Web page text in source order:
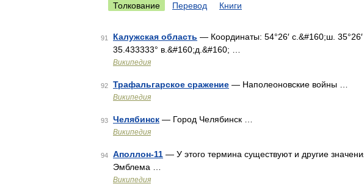
Толкование Перевод Книги
91 Калужская область — Координаты: 54°26′ с.&#160;ш.
35.433333° в.&#160;д.&#160; …
Википедия
92 Трафальгарское сражение — Наполеоновские войны …
Википедия
93 Челябинск — Город Челябинск …
Википедия
94 Аполлон-11 — У этого термина существуют и другие
Эмблема …
Википедия